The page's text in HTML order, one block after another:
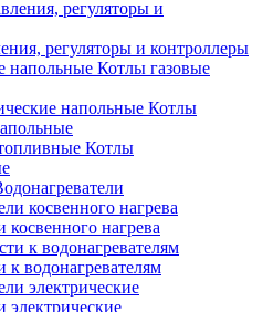
регуляторы и контроллеры
Котлы газовые
Котлы
Котлы
косвенного нагрева
водонагревателям
электрические